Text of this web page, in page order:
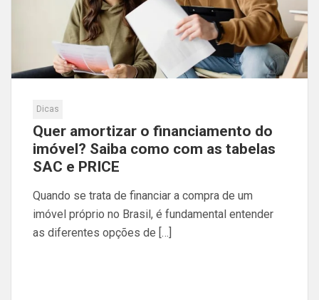
Dicas
Quer amortizar o financiamento do
imóvel? Saiba como com as tabelas
SAC e PRICE
Quando se trata de financiar a compra de um
imóvel próprio no Brasil, é fundamental entender
as diferentes opções de […]